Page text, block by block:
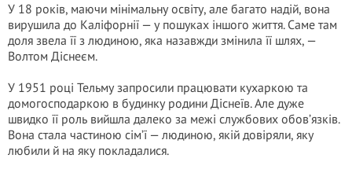
У 18 років, маючи мінімальну освіту, але багато надій, вона
вирушила до Каліфорнії — у пошуках іншого життя. Саме там
доля звела її з людиною, яка назавжди змінила її шлях, —
Волтом Діснеєм.
У 1951 році Тельму запросили працювати кухаркою та
домогосподаркою в будинку родини Діснеїв. Але дуже
швидко її роль вийшла далеко за межі службових обов’язків.
Вона стала частиною сім’ї — людиною, якій довіряли, яку
любили й на яку покладалися.